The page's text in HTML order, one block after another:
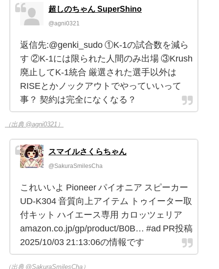
超しのちゃん SuperShino
@agni0321
返信先:@genki_sudo ①K-1の試合数を減ら
す ②K-1には限られた人間のみ出場 ③Krush
廃止してK-1統合 厳選された選手以外は
RISEとかノックアウトでやっていいって
事？ 契約は完全になくなる？
（出典 @agni0321）
スマイルさくらちゃん
@SakuraSmilesCha
これいいよ Pioneer パイオニア スピーカー
UD-K304 音質向上アイテム トゥイーター取
付キット ハイエース専用 カロッツェリア
amazon.co.jp/gp/product/B0B… #ad PR投稿
2025/10/03 21:13:06の情報です
（出典 @SakuraSmilesCha）